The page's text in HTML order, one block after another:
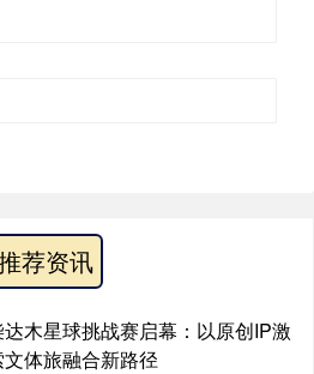
荐资讯
木星球挑战赛启幕：以原创IP激
体旅融合新路径